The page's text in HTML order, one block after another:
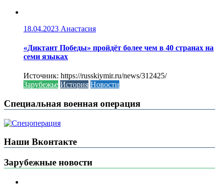
18.04.2023 Анастасия
«Диктант Победы» пройдёт более чем в 40 странах на
семи языках
Источник: https://russkiymir.ru/news/312425/
Зарубежье История Новости
Специальная военная операция
Наши Вконтакте
Зарубежные новости